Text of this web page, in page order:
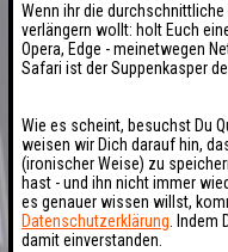
Wenn ihr die
verlängern wollt: holt Euch
Opera, Edge - meinetwegen
Safari ist der Suppenkasper
Wie es scheint, besuchst Du
weisen wir Dich darauf hin,
(ironischer Weise) zu
hast - und ihn nicht immer
es genauer wissen willst,
Datenschutzerklärung .
damit einverstanden.